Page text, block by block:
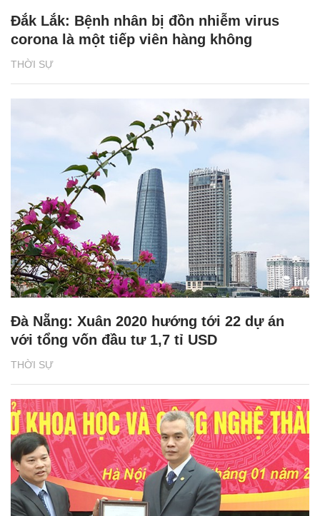
THỜI SỰ
Đắk Lắk: Bệnh nhân bị đồn nhiễm virus
corona là một tiếp viên hàng không
THỜI SỰ
Đà Nẵng: Xuân 2020 hướng tới 22 dự án
với tổng vốn đầu tư 1,7 tỉ USD